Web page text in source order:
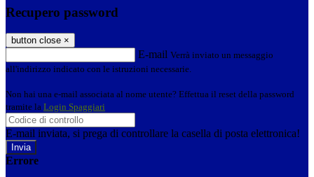
Recupero password
button close ×
E-mail Verrà inviato un messaggio
all'indirizzo indicato con le istruzioni necessarie.
Non hai una e-mail associata al nome utente? Effettua il reset della password
tramite la Login Spaggiari
E-mail inviata, si prega di controllare la casella di posta elettronica!
Errore